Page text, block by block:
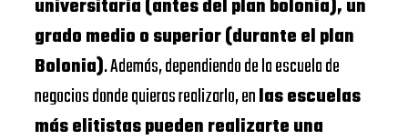
universitaria (antes del plan bolonia), un
grado medio o superior (durante el plan
Bolonia). Además, dependiendo de la escuela de
negocios donde quieras realizarlo, enlas escuelas
más elitistas pueden realizarte una